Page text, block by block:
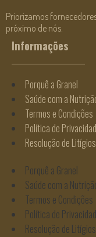
Priorizamos
próximo de nós.
Informações
Porquê a Granel
Saúde com a
Termos e Condições
Política de
Resolução de Litígios
Porquê a Granel
Saúde com a
Termos e Condições
Política de
Resolução de Litígios